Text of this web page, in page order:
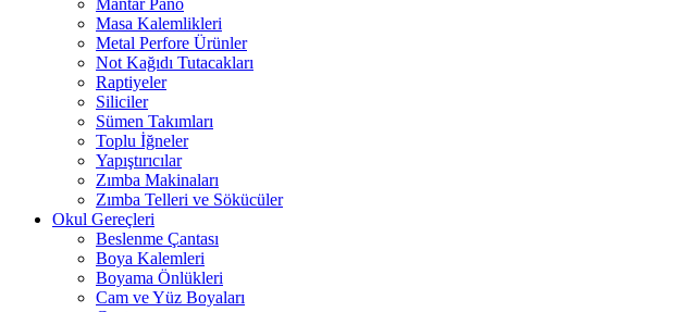
Mantar Pano
Masa Kalemlikleri
Metal Perfore Ürünler
Not Kağıdı Tutacakları
Raptiyeler
Siliciler
Sümen Takımları
Toplu İğneler
Yapıştırıcılar
Zımba Makinaları
Zımba Telleri ve Sökücüler
Okul Gereçleri
Beslenme Çantası
Boya Kalemleri
Boyama Önlükleri
Cam ve Yüz Boyaları